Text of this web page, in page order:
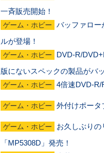
一斉販売開始！
ゲーム・ホビー
バッファロー
ルが登場！
ゲーム・ホビー
DVD-R/
版にないスペックの製品がバ
ゲーム・ホビー 4倍速DVD-R/
ゲーム・ホビー 外付けポータ
ゲーム・ホビー
お久しぶり
「MP5308D」発売！